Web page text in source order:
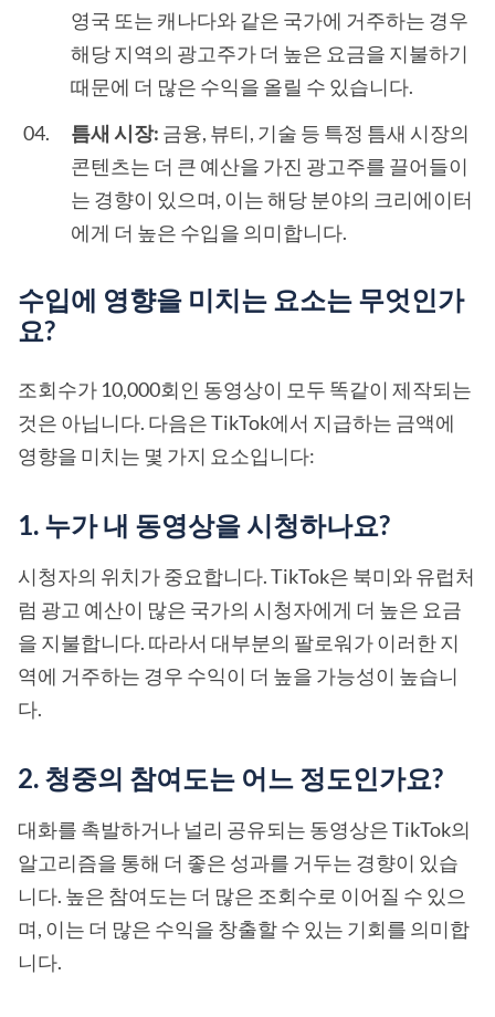
영국 또는 캐나다와 같은 국가에 거주하는 경우
해당 지역의 광고주가 더 높은 요금을 지불하기
때문에 더 많은 수익을 올릴 수 있습니다.
틈새 시장: 금융, 뷰티, 기술 등 특정 틈새 시장의
콘텐츠는 더 큰 예산을 가진 광고주를 끌어들이
는 경향이 있으며, 이는 해당 분야의 크리에이터
에게 더 높은 수입을 의미합니다.
수입에 영향을 미치는 요소는 무엇인가
요?
조회수가 10,000회인 동영상이 모두 똑같이 제작되는
것은 아닙니다. 다음은 TikTok에서 지급하는 금액에
영향을 미치는 몇 가지 요소입니다:
1. 누가 내 동영상을 시청하나요?
시청자의 위치가 중요합니다. TikTok은 북미와 유럽처
럼 광고 예산이 많은 국가의 시청자에게 더 높은 요금
을 지불합니다. 따라서 대부분의 팔로워가 이러한 지
역에 거주하는 경우 수익이 더 높을 가능성이 높습니
다.
2. 청중의 참여도는 어느 정도인가요?
대화를 촉발하거나 널리 공유되는 동영상은 TikTok의
알고리즘을 통해 더 좋은 성과를 거두는 경향이 있습
니다. 높은 참여도는 더 많은 조회수로 이어질 수 있으
며, 이는 더 많은 수익을 창출할 수 있는 기회를 의미합
니다.